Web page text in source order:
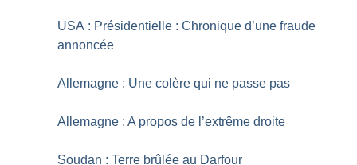
USA : Présidentielle : Chronique d’une fraude
annoncée
Allemagne : Une colère qui ne passe pas
Allemagne : A propos de l’extrême droite
Soudan : Terre brûlée au Darfour